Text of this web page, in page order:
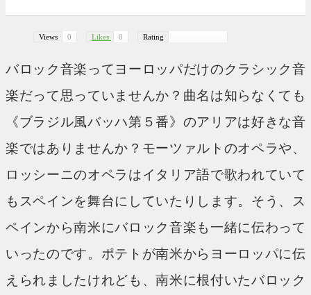
Views 0 Likes 0 Rating
バロック音楽ってヨーロッパだけのクラシック音
楽だって思っていませんか？曲名は知らなくても
《ブラジル風バッハ第５番》のアリアは好きな音
楽ではありませんか？モーツァルトのオペラや、
ロッシーニのオペラはイタリア語で歌われていて
もスペインを舞台にしていたりします。そう、ス
ペインから南米にバロック音楽も一緒に伝わって
いったのです。ポテトが南米からヨーロッパに伝
えられましたけれども、南米に根付いたバロック